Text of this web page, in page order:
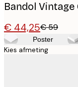
Bandol Vintage
€ 44,25€ 59
Poster
Kies afmeting